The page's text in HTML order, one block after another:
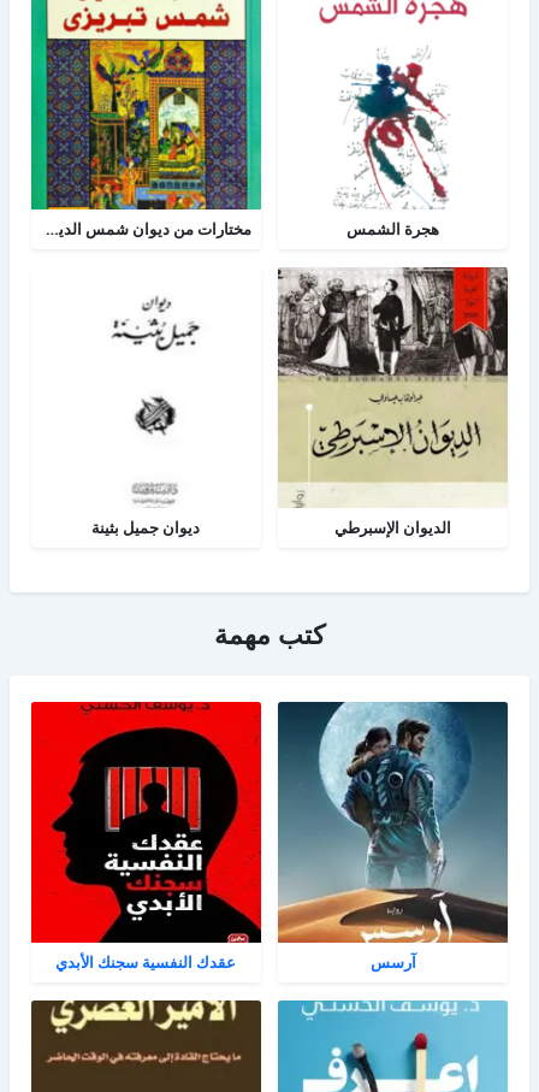
هجرة الشمس مختارات من ديوان شمس الدين تبريزي
الديوان الإسبرطي ديوان جميل بثينة
كتب مهمة
آرسس عقدك النفسية سجنك الأبدي